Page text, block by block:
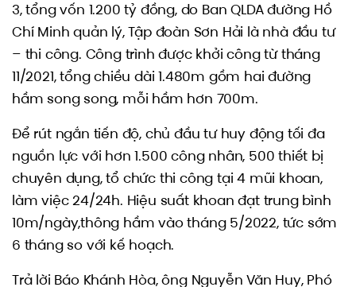
3, tổng vốn 1.200 tỷ đồng, do Ban QLDA đường Hồ
Chí Minh quản lý, Tập đoàn Sơn Hải là nhà đầu tư
– thi công. Công trình được khởi công từ tháng
11/2021, tổng chiều dài 1.480m gồm hai đường
hầm song song, mỗi hầm hơn 700m.
Để rút ngắn tiến độ, chủ đầu tư huy động tối đa
nguồn lực với hơn 1.500 công nhân, 500 thiết bị
chuyên dụng, tổ chức thi công tại 4 mũi khoan,
làm việc 24/24h. Hiệu suất khoan đạt trung bình
10m/ngày,thông hầm vào tháng 5/2022, tức sớm
6 tháng so với kế hoạch.
Trả lời Báo Khánh Hòa, ông Nguyễn Văn Huy, Phó